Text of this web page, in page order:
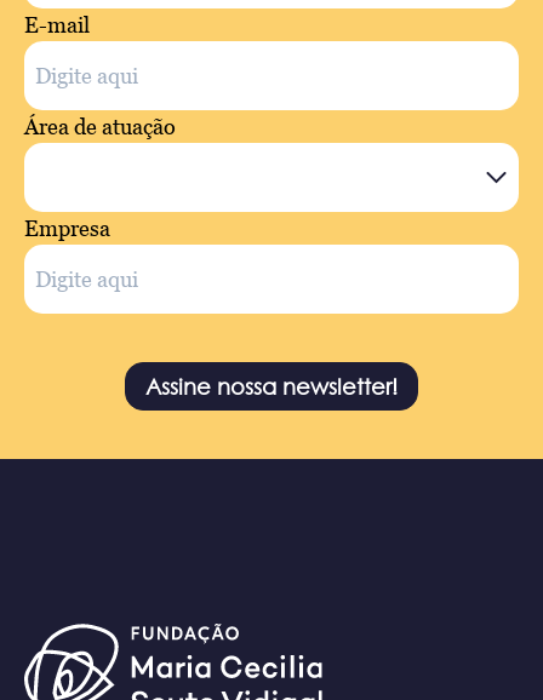
E-mail
Área de atuação
Empresa
Assine nossa newsletter!